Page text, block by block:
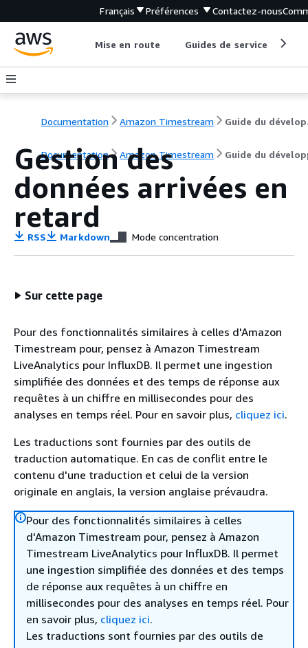
Français Préférences Contactez-nous
Mise en route Guides de service
Documentation Amazon Timestream
Documentation Amazon Timestream Guide du
Gestion des
données arrivées en
retard
RSS Markdown Mode concentration
Sur cette page
Pour des fonctionnalités similaires à celles d'Amazon
Timestream pour, pensez à Amazon Timestream
LiveAnalytics pour InfluxDB. Il permet une ingestion
simplifiée des données et des temps de réponse aux
requêtes à un chiffre en millisecondes pour des
analyses en temps réel. Pour en savoir plus, cliquez ici.
Les traductions sont fournies par des outils de
traduction automatique. En cas de conflit entre le
contenu d'une traduction et celui de la version
originale en anglais, la version anglaise prévaudra.
Pour des fonctionnalités similaires à celles
d'Amazon Timestream pour, pensez à Amazon
Timestream LiveAnalytics pour InfluxDB. Il permet
une ingestion simplifiée des données et des temps
de réponse aux requêtes à un chiffre en
millisecondes pour des analyses en temps réel. Pour
en savoir plus, cliquez ici.
Les traductions sont fournies par des outils de